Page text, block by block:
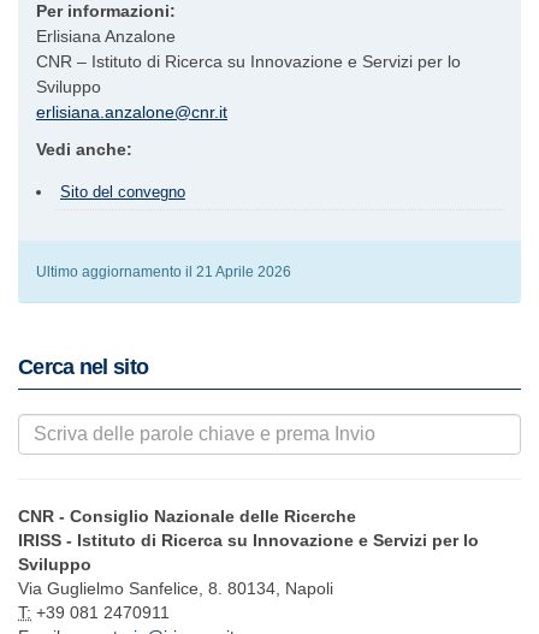
Per informazioni:
Erlisiana Anzalone
CNR – Istituto di Ricerca su Innovazione e Servizi per lo
Sviluppo
erlisiana.anzalone@cnr.it
Vedi anche:
Sito del convegno
Ultimo aggiornamento il 21 Aprile 2026
Cerca nel sito
CNR - Consiglio Nazionale delle Ricerche
IRISS - Istituto di Ricerca su Innovazione e Servizi per lo
Sviluppo
Via Guglielmo Sanfelice, 8. 80134, Napoli
T: +39 081 2470911